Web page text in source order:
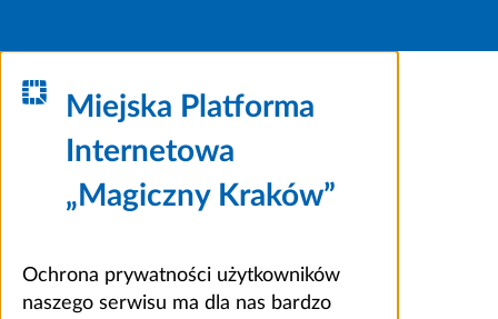
Miejska Platforma
Internetowa
„Magiczny Kraków”
Ochrona prywatności użytkowników
naszego serwisu ma dla nas bardzo